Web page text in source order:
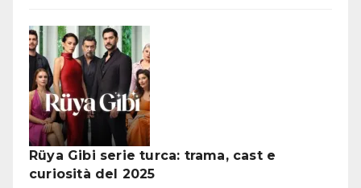
Rüya Gibi serie turca: trama, cast e
curiosità del 2025